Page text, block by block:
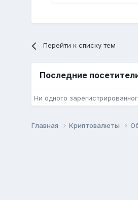
Перейти к списку тем
Последние
Ни одного
Главная Криптовалюты